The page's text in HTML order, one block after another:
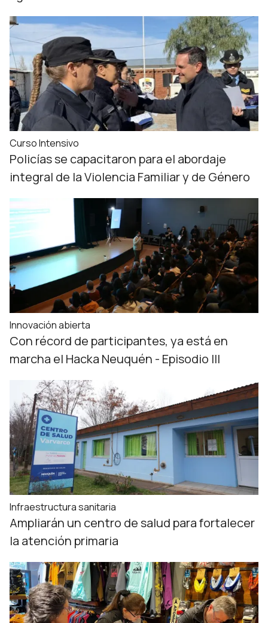
Curso Intensivo
Policías se capacitaron para el abordaje
integral de la Violencia Familiar y de Género
Innovación abierta
Con récord de participantes, ya está en
marcha el Hacka Neuquén - Episodio III
Infraestructura sanitaria
Ampliarán un centro de salud para fortalecer
la atención primaria